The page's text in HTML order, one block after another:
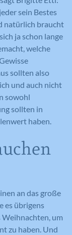
sein Bestes
natürlich braucht
ja schon lange
welche
sollten also
und auch nicht
sowohl
sollten in
haben.
an das große
es übrigens
um
zu haben. Und
um Ihre
die
Profil des
Dritten
Maps